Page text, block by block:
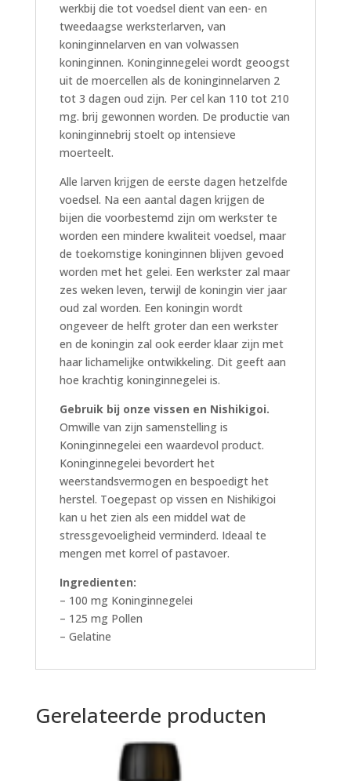
werkbij die tot voedsel dient van een- en
tweedaagse werksterlarven, van
koninginnelarven en van volwassen
koninginnen. Koninginnegelei wordt geoogst
uit de moercellen als de koninginnelarven 2
tot 3 dagen oud zijn. Per cel kan 110 tot 210
mg. brij gewonnen worden. De productie van
koninginnebrij stoelt op intensieve
moerteelt.
Alle larven krijgen de eerste dagen hetzelfde
voedsel. Na een aantal dagen krijgen de
bijen die voorbestemd zijn om werkster te
worden een mindere kwaliteit voedsel, maar
de toekomstige koninginnen blijven gevoed
worden met het gelei. Een werkster zal maar
zes weken leven, terwijl de koningin vier jaar
oud zal worden. Een koningin wordt
ongeveer de helft groter dan een werkster
en de koningin zal ook eerder klaar zijn met
haar lichamelijke ontwikkeling. Dit geeft aan
hoe krachtig koninginnegelei is.
Gebruik bij onze vissen en Nishikigoi.
Omwille van zijn samenstelling is
Koninginnegelei een waardevol product.
Koninginnegelei bevordert het
weerstandsvermogen en bespoedigt het
herstel. Toegepast op vissen en Nishikigoi
kan u het zien als een middel wat de
stressgevoeligheid verminderd. Ideaal te
mengen met korrel of pastavoer.
Ingredienten:
– 100 mg Koninginnegelei
– 125 mg Pollen
– Gelatine
Gerelateerde producten